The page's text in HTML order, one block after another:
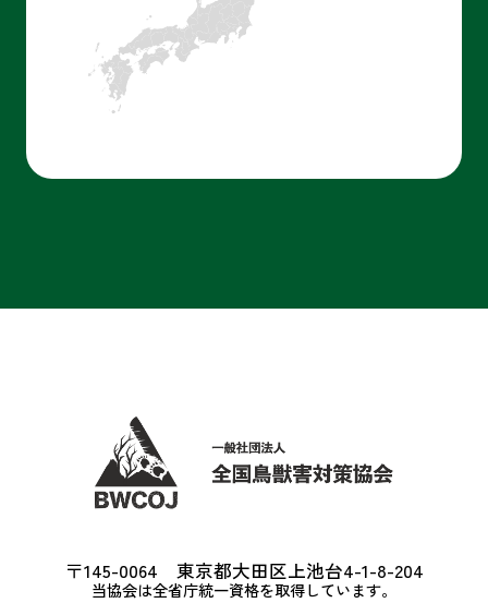
〒145-0064 東京都大田区上池台4-1-8-204
当協会は全省庁統一資格を取得しています。